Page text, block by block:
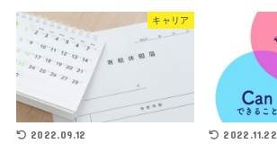
キャリア
2022.09.12 2022.11.22